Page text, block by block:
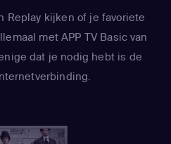
Replay kijken of je favoriete
met APP TV Basic van
dat je nodig hebt is de